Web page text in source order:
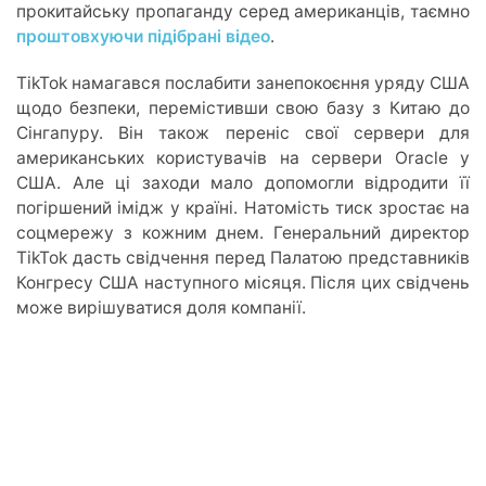
прокитайську пропаганду серед американців, таємно
проштовхуючи підібрані відео.
TikTok намагався послабити занепокоєння уряду США
щодо безпеки, перемістивши свою базу з Китаю до
Сінгапуру. Він також переніс свої сервери для
американських користувачів на сервери Oracle у
США. Але ці заходи мало допомогли відродити її
погіршений імідж у країні. Натомість тиск зростає на
соцмережу з кожним днем. Генеральний директор
TikTok дасть свідчення перед Палатою представників
Конгресу США наступного місяця. Після цих свідчень
може вирішуватися доля компанії.